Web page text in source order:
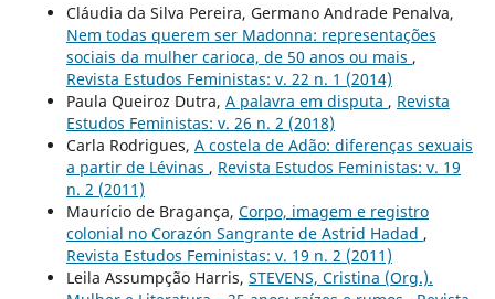
Cláudia da Silva Pereira, Germano Andrade Penalva,
Nem todas querem ser Madonna: representações
sociais da mulher carioca, de 50 anos ou mais ,
Revista Estudos Feministas: v. 22 n. 1 (2014)
Paula Queiroz Dutra, A palavra em disputa , Revista
Estudos Feministas: v. 26 n. 2 (2018)
Carla Rodrigues, A costela de Adão: diferenças sexuais
a partir de Lévinas , Revista Estudos Feministas: v. 19
n. 2 (2011)
Maurício de Bragança, Corpo, imagem e registro
colonial no Corazón Sangrante de Astrid Hadad ,
Revista Estudos Feministas: v. 19 n. 2 (2011)
Leila Assumpção Harris, STEVENS, Cristina (Org.).